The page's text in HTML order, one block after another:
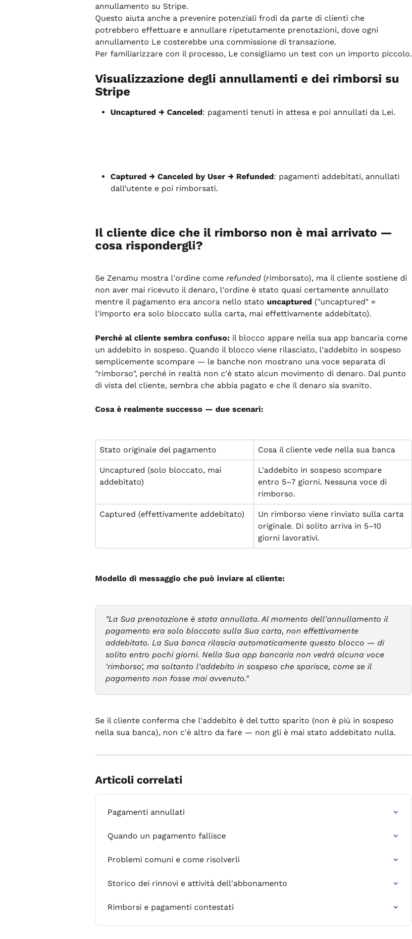
annullamento su Stripe.
Questo aiuta anche a prevenire potenziali frodi da parte di clienti che
potrebbero effettuare e annullare ripetutamente prenotazioni, dove ogni
annullamento Le costerebbe una commissione di transazione.
Per familiarizzare con il processo, Le consigliamo un test con un importo piccolo.
Visualizzazione degli annullamenti e dei rimborsi su
Stripe
Uncaptured → Canceled: pagamenti tenuti in attesa e poi annullati da Lei.
Captured → Canceled by User → Refunded: pagamenti addebitati, annullati
dall’utente e poi rimborsati.
Il cliente dice che il rimborso non è mai arrivato —
cosa rispondergli?
Se Zenamu mostra l'ordine come refunded (rimborsato), ma il cliente sostiene di
non aver mai ricevuto il denaro, l'ordine è stato quasi certamente annullato
mentre il pagamento era ancora nello stato uncaptured ("uncaptured" =
l'importo era solo bloccato sulla carta, mai effettivamente addebitato).
Perché al cliente sembra confuso: il blocco appare nella sua app bancaria come
un addebito in sospeso. Quando il blocco viene rilasciato, l'addebito in sospeso
semplicemente scompare — le banche non mostrano una voce separata di
"rimborso", perché in realtà non c'è stato alcun movimento di denaro. Dal punto
di vista del cliente, sembra che abbia pagato e che il denaro sia svanito.
Cosa è realmente successo — due scenari:
Stato originale del pagamento Cosa il cliente vede nella sua banca
Uncaptured (solo bloccato, mai
addebitato)
L'addebito in sospeso scompare
entro 5–7 giorni. Nessuna voce di
rimborso.
Captured (effettivamente addebitato)
Un rimborso viene rinviato sulla carta
originale. Di solito arriva in 5–10
giorni lavorativi.
Modello di messaggio che può inviare al cliente:
"La Sua prenotazione è stata annullata. Al momento dell'annullamento il
pagamento era solo bloccato sulla Sua carta, non effettivamente
addebitato. La Sua banca rilascia automaticamente questo blocco — di
solito entro pochi giorni. Nella Sua app bancaria non vedrà alcuna voce
'rimborso', ma soltanto l'addebito in sospeso che sparisce, come se il
pagamento non fosse mai avvenuto."
Se il cliente conferma che l'addebito è del tutto sparito (non è più in sospeso
nella sua banca), non c'è altro da fare — non gli è mai stato addebitato nulla.
Articoli correlati
Pagamenti annullati
Quando un pagamento fallisce
Problemi comuni e come risolverli
Storico dei rinnovi e attività dell'abbonamento
Rimborsi e pagamenti contestati